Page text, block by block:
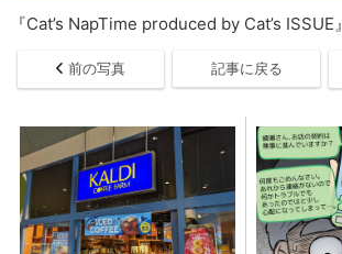
『Cat’s NapTime produced by Cat’s ISSUE』
前の写真 記事に戻る